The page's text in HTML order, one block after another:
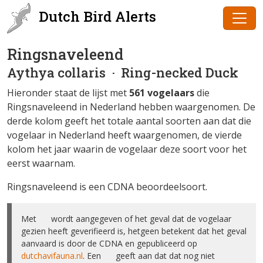
Dutch Bird Alerts
Ringsnaveleend
Aythya collaris · Ring-necked Duck
Hieronder staat de lijst met 561 vogelaarsdie
Ringsnaveleend in Nederland hebben waargenomen. De
derde kolom geeft het totale aantal soorten aan dat die
vogelaar in Nederland heeft waargenomen, de vierde
kolom het jaar waarin de vogelaar deze soort voor het
eerst waarnam.
Ringsnaveleend is een CDNA beoordeelsoort.
Met ✅ wordt aangegeven of het geval dat de vogelaar
gezien heeft geverifieerd is, hetgeen betekent dat het geval
aanvaard is door de CDNA en gepubliceerd op
dutchavifauna.nl. Een ❌ geeft aan dat dat nog niet